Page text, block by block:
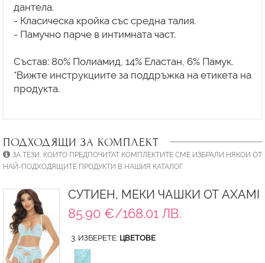
дантела.
- Класическа кройка със средна талия.
- Памучно парче в интимната част.
Състав: 80% Полиамид, 14% Еластан, 6% Памук.
*Вижте инструкциите за поддръжка на етикета на
продукта.
ПОДХОДЯЩИ ЗА КОМПЛЕКТ
ЗА ТЕЗИ, КОИТО ПРЕДПОЧИТАТ КОМПЛЕКТИТЕ СМЕ ИЗБРАЛИ НЯКОИ ОТ
НАЙ-ПОДХОДЯЩИТЕ ПРОДУКТИ В НАШИЯ КАТАЛОГ.
СУТИЕН, МЕКИ ЧАШКИ ОТ AXAMI
85.90 €/168.01 ЛВ.
3. ИЗБЕРЕТЕ: ЦВЕТОВЕ